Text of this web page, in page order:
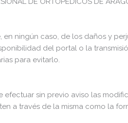
en ningún caso, de los daños y
del portal o la
para evitarlo.
efectuar sin previo aviso las
a través de la misma como la